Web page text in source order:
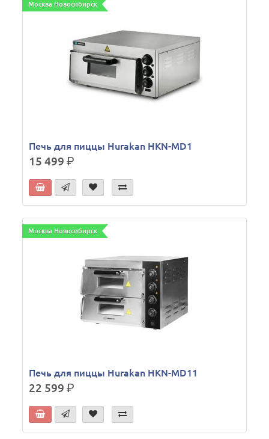
Москва Новосибирск
Печь для пиццы Hurakan HKN-MD1
15 499р.
Москва Новосибирск
Печь для пиццы Hurakan HKN-MD11
22 599р.